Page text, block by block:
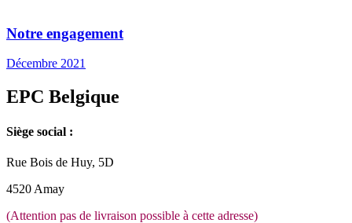
Notre engagement
Décembre 2021
EPC Belgique
Siège social :
Rue Bois de Huy, 5D
4520 Amay
(Attention pas de livraison possible à cette adresse)